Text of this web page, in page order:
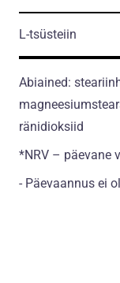
L-tsüsteiin
Abiained:
ränidioksiid
*NRV – päevane
- Päevaannus ei